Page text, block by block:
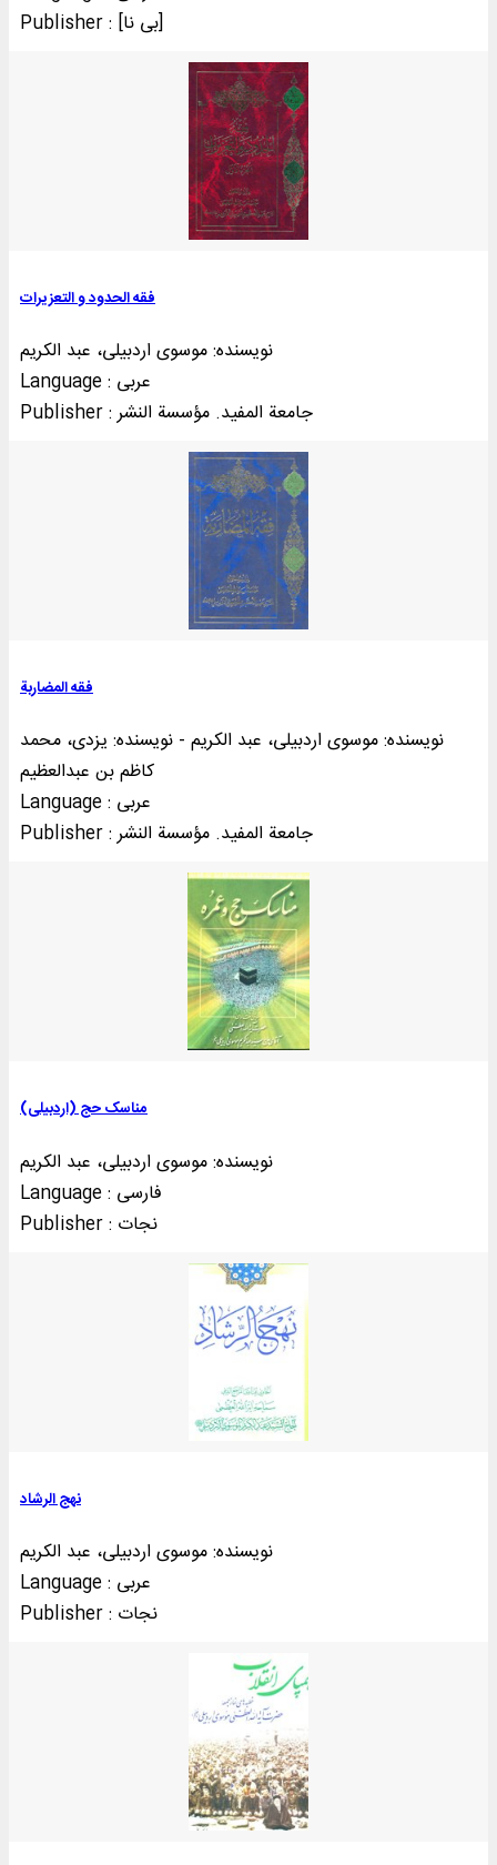
Publisher : [بی‌ نا]
فقه الحدود و التعزیرات
نویسنده: موسوی اردبیلی، عبد الکریم
Language : عربی
Publisher : جامعة المفيد. مؤسسة النشر
فقه المضاربة
نویسنده: موسوی اردبیلی، عبد الکریم - نویسنده: یزدی، محمد
کاظم بن عبدالعظیم
Language : عربی
Publisher : جامعة المفيد. مؤسسة النشر
مناسک حج (اردبيلی)
نویسنده: موسوی اردبیلی، عبد الکریم
Language : فارسی
Publisher : نجات
نهج الرشاد
نویسنده: موسوی اردبیلی، عبد الکریم
Language : عربی
Publisher : نجات